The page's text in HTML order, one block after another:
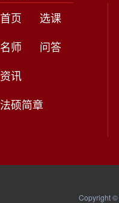
首页
选课
名师
问答
资讯
法硕简章
Copyright ©